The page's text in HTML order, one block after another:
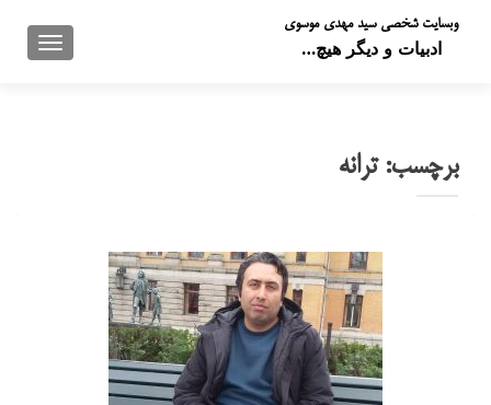
وبسایت شخصی سید مهدی موسوی
ادبیات و دیگر هیچ…
برچسب:ترانه